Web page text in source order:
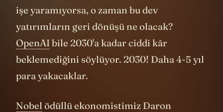
işe yaramıyorsa, o zaman bu dev
yatırımların geri dönüşü ne olacak?
OpenAI bile 2030'a kadar ciddi kâr
beklemediğini söylüyor. 2030! Daha 4-5 yıl
para yakacaklar.
Nobel ödüllü ekonomistimiz Daron